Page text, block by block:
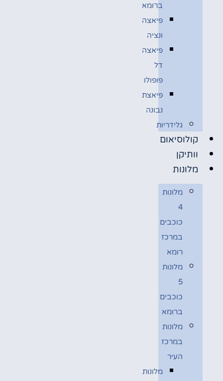
ברומא
פיאצה
ונציה
פיאצה
דל
פופולו
פיאצת
נבונה
גלידריות
קולוסיאום
וותיקן
מלונות
מלונות
4
כוכבים
במרכז
רומא
מלונות
5
כוכבים
ברומא
מלונות
במרכז
העיר
מלונות